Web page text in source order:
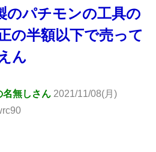
のパチモンの工具の
の半額以下で売って
ん
名無しさん 2021/11/08(月)